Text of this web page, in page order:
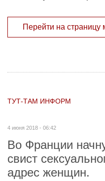
Перейти на страницу
ТУТ-ТАМ ИНФОРМ
4 июня 2018 - 06:42
Во Франции
свист
адрес женщин.